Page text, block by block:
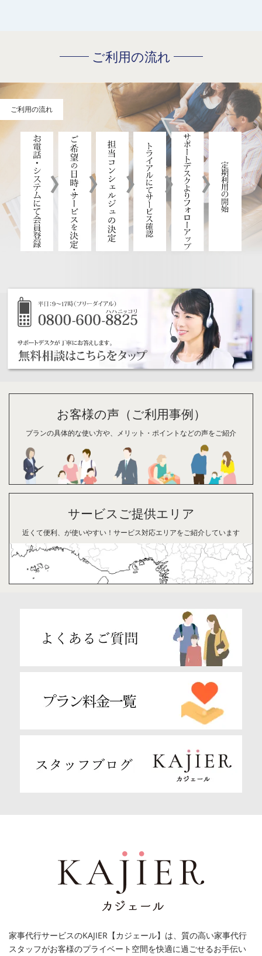
ご利用の流れ
ご利用の流れ
お客様の声（ご利用事例）
プランの具体的な使い方や、 メリット・ ポイントなどの声をご紹介
サービスご提供エリア
近くて便利、が使いやすい！ サービス対応エリアをご紹介しています
家事代行サービスのKAJIER【カジェール】は、質の高い家事代行
スタッフがお客様のプライベート空間を快適に過ごせるお手伝い